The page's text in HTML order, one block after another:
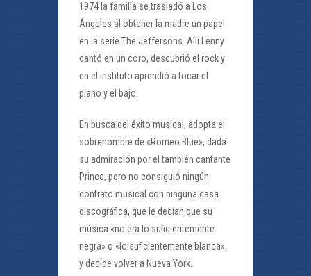
1974 la familia se trasladó a Los
Ángeles al obtener la madre un papel
en la serie The Jeffersons. Allí Lenny
cantó en un coro, descubrió el rock y
en el instituto aprendió a tocar el
piano y el bajo.
En busca del éxito musical, adopta el
sobrenombre de «Romeo Blue», dada
su admiración por el también cantante
Prince, pero no consiguió ningún
contrato musical con ninguna casa
discográfica, que le decían que su
música «no era lo suficientemente
negra» o «lo suficientemente blanca»,
y decide volver a Nueva York.